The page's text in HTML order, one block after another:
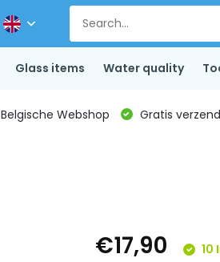
Glass items Water quality
Belgische Webshop Gratis
€17,90
10